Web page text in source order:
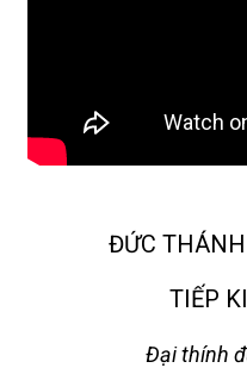
ĐỨC
TIẾP
Đại thính